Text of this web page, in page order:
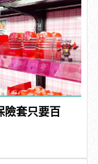
險套只要百